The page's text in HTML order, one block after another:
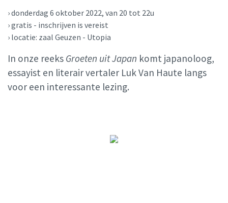
› donderdag 6 oktober 2022, van 20 tot 22u
› gratis - inschrijven is vereist
› locatie: zaal Geuzen - Utopia
In onze reeks Groeten uit Japan komt japanoloog,
essayist en literair vertaler Luk Van Haute langs
voor een interessante lezing.